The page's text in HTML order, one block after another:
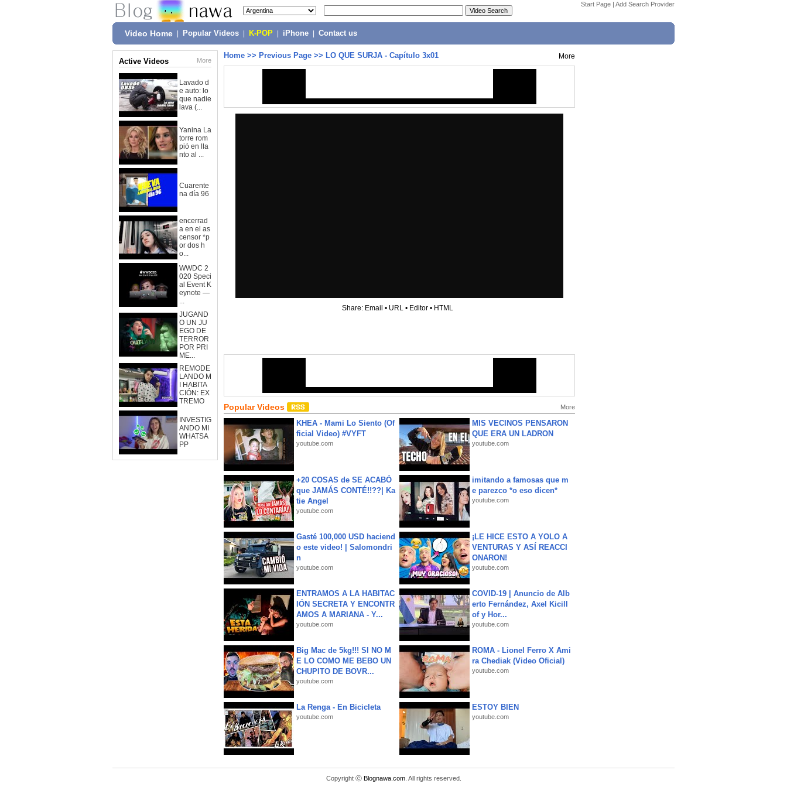
Start Page | Add Search Provider
Video Home Popular Videos K-POP iPhone Contact us
Active Videos More
Lavado d
e auto: lo
que nadie
lava (...
Yanina La
torre rom
pió en lla
nto al ...
Cuarente
na día 96
encerrad
a en el as
censor *p
or dos h
o...
WWDC 2
020 Speci
al Event K
eynote —
...
JUGAND
O UN JU
EGO DE
TERROR
POR PRI
ME...
REMODE
LANDO M
I HABITA
CIÓN: EX
TREMO
INVESTIG
ANDO MI
WHATSA
PP
Home >> Previous Page >> LO QUE SURJA - Capítulo 3x01 More
Share: Email • URL • Editor • HTML
Popular Videos More
KHEA - Mami Lo Siento (Of
ficial Video) #VYFT
youtube.com
MIS VECINOS PENSARON
QUE ERA UN LADRON
youtube.com
+20 COSAS de SE ACABÓ
que JAMÁS CONTÉ!!??| Ka
tie Angel
youtube.com
imitando a famosas que m
e parezco *o eso dicen*
youtube.com
Gasté 100,000 USD haciend
o este video! | Salomondri
n
youtube.com
¡LE HICE ESTO A YOLO A
VENTURAS Y ASÍ REACCI
ONARON!
youtube.com
ENTRAMOS A LA HABITAC
IÓN SECRETA Y ENCONTR
AMOS A MARIANA - Y...
youtube.com
COVID-19 | Anuncio de Alb
erto Fernández, Axel Kicill
of y Hor...
youtube.com
Big Mac de 5kg!!! SI NO M
E LO COMO ME BEBO UN
CHUPITO DE BOVR...
youtube.com
ROMA - Lionel Ferro X Ami
ra Chediak (Video Oficial)
youtube.com
La Renga - En Bicicleta
youtube.com
ESTOY BIEN
youtube.com
Copyright ⓒ Blognawa.com. All rights reserved.